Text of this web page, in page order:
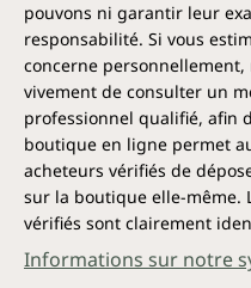
pouvons ni garantir leur
responsabilité. Si vous
concerne
vivement de consulter un
professionnel qualifié, afin
boutique en ligne permet
acheteurs vérifiés de
sur la boutique elle-même.
vérifiés sont clairement
Informations sur notre